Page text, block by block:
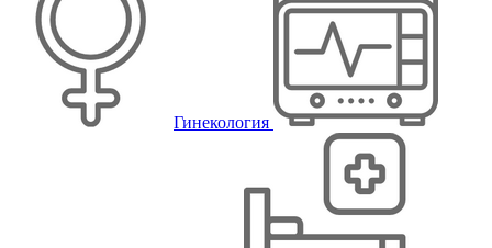
Гинекология